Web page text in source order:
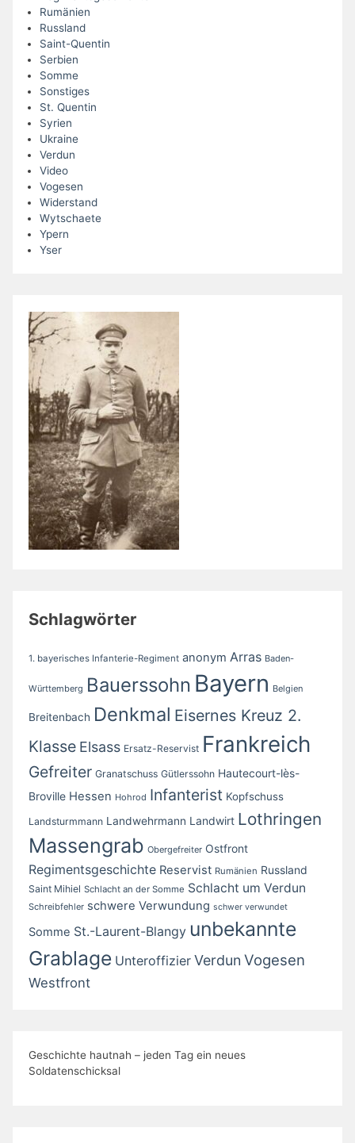
Rumänien
Russland
Saint-Quentin
Serbien
Somme
Sonstiges
St. Quentin
Syrien
Ukraine
Verdun
Video
Vogesen
Widerstand
Wytschaete
Ypern
Yser
Schlagwörter
1. bayerisches Infanterie-Regiment anonym Arras Baden-
Württemberg Bauerssohn Bayern Belgien
Breitenbach Denkmal Eisernes Kreuz 2.
Klasse Elsass Ersatz-Reservist Frankreich
Gefreiter Granatschuss Gütlerssohn Hautecourt-lès-
Broville Hessen Hohrod Infanterist Kopfschuss
Landsturmmann Landwehrmann Landwirt Lothringen
Massengrab Obergefreiter Ostfront
Regimentsgeschichte Reservist Rumänien Russland
Saint Mihiel Schlacht an der Somme Schlacht um Verdun
Schreibfehler schwere Verwundung schwer verwundet
Somme St.-Laurent-Blangy unbekannte
Grablage Unteroffizier Verdun Vogesen
Westfront
Geschichte hautnah – jeden Tag ein neues
Soldatenschicksal